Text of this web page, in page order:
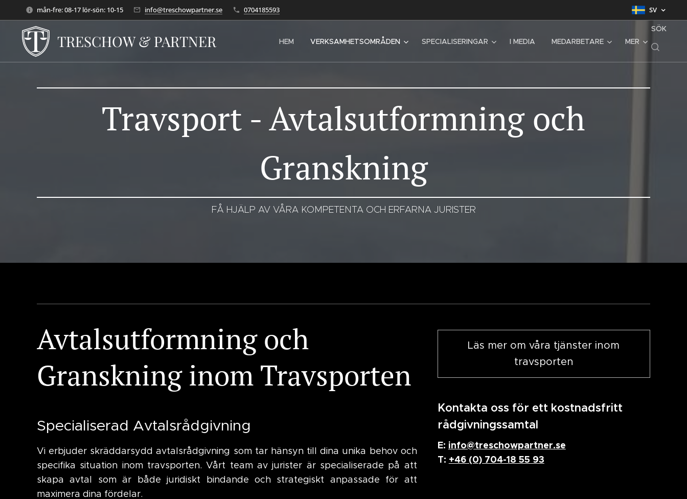
mån-fre: 08-17 lör-sön: 10-15 info@treschowpartner.se 0704185593 SV
TRESCHOW & PARTNER HEM VERKSAMHETSOMRÅDEN SPECIALISERINGAR I MEDIA MEDARBETARE MER
SÖK
Travsport - Avtalsutformning och
Granskning
FÅ HJÄLP AV VÅRA KOMPETENTA OCH ERFARNA JURISTER
Avtalsutformning och
Granskning inom Travsporten
Specialiserad Avtalsrådgivning
Vi erbjuder skräddarsydd avtalsrådgivning som tar hänsyn till dina unika behov och
specifika situation inom travsporten. Vårt team av jurister är specialiserade på att
skapa avtal som är både juridiskt bindande och strategiskt anpassade för att
maximera dina fördelar.
Läs mer om våra tjänster inom
travsporten
Kontakta oss för ett kostnadsfritt
rådgivningssamtal
E: info@treschowpartner.se
T: +46 (0) 704-18 55 93